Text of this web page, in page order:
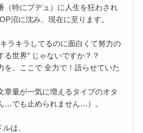
特にプデュ）に人生を狂わされ
沼に沈み、現在に至ります。
ラキラしてるのに面白くて努力の
る世界” じゃないですか？？
を、ここで 全力で！語らせていた
章量が一気に増えるタイプのオタ
…でも止められません…）。
は、